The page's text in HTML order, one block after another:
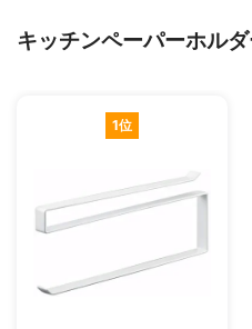
キッチンペーパーホル
1位